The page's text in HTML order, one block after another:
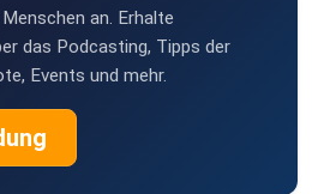
an. Erhalte
das Podcasting, Tipps der
Events und mehr.